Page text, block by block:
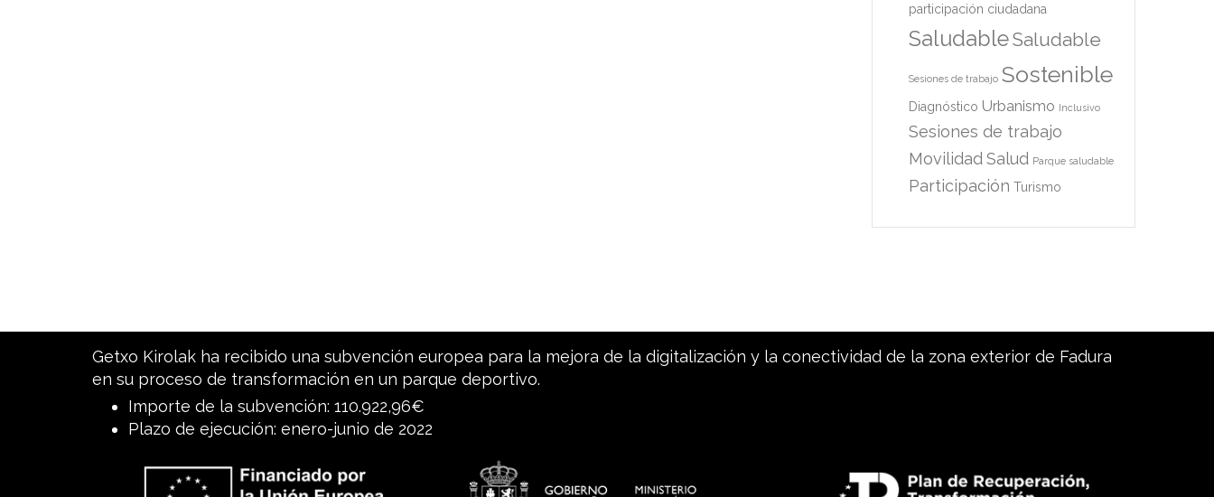
participación ciudadana
SaludableSaludable
Sesiones de trabajo Sostenible
Diagnóstico Urbanismo Inclusivo
Sesiones de trabajo
Movilidad Salud Parque saludable
Participación Turismo
Getxo Kirolak ha recibido una subvención europea para la mejora de la digitalización y la conectividad de la zona exterior de Fadura
en su proceso de transformación en un parque deportivo.
Importe de la subvención: 110.922,96€
Plazo de ejecución: enero-junio de 2022